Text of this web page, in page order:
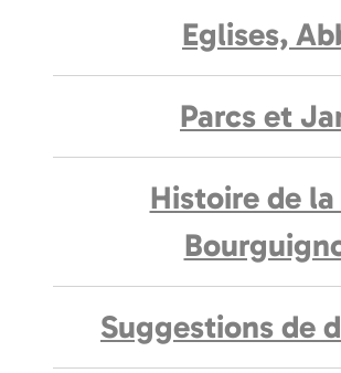
Eglises,
Parcs et
Histoire de la
Suggestions de